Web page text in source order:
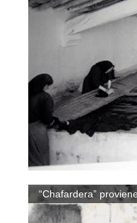
“Chafardera”